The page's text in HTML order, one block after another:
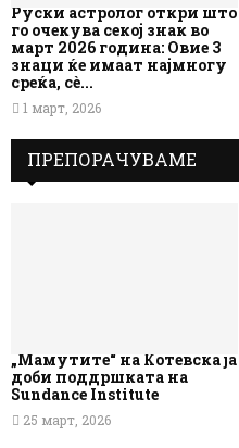
Руски астролог откри што
го очекува секој знак во
март 2026 година: Овие 3
знаци ќе имаат најмногу
среќа, сè...
1 март, 2026
ПРЕПОРАЧУВАМЕ
„Мамутите“ на Котевска ја
доби поддршката на
Sundance Institute
25 март, 2026